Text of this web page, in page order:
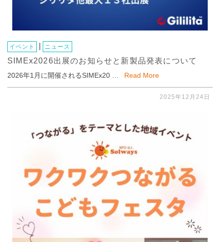
イベント ニュース
SIMEx2026出展のお知らせと新製品発表について
2026年1月に開催されるSIMEx20 … Read More
2025年12月24日